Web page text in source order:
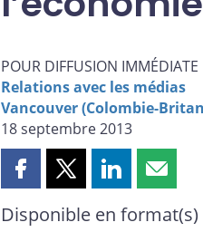
POUR DIFFUSION IMMÉDIATE
Relations avec les médias
Vancouver (Colombie-
18 septembre 2013
Partager
page
Partager
page
Partager
page page
Disponible en format(s)